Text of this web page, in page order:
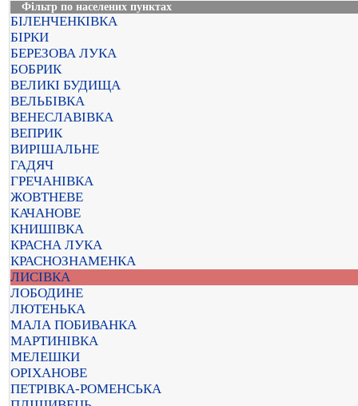
Фільтр по населених пунктах
БІЛЕНЧЕНКІВКА
БІРКИ
БЕРЕЗОВА ЛУКА
БОБРИК
ВЕЛИКІ БУДИЩА
ВЕЛЬБІВКА
ВЕНЕСЛАВІВКА
ВЕПРИК
ВИРІШАЛЬНЕ
ГАДЯЧ
ГРЕЧАНІВКА
ЖОВТНЕВЕ
КАЧАНОВЕ
КНИШІВКА
КРАСНА ЛУКА
КРАСНОЗНАМЕНКА
ЛИСІВКА
ЛОБОДИНЕ
ЛЮТЕНЬКА
МАЛА ПОБИВАНКА
МАРТИНІВКА
МЕЛЕШКИ
ОРІХАНОВЕ
ПЕТРІВКА-РОМЕНСЬКА